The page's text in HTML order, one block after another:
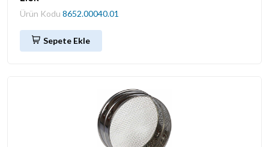
Ürün Kodu 8652.00040.01
Sepete Ekle